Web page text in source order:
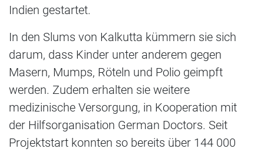
Indien gestartet.
In den Slums von Kalkutta kümmern sie sich
darum, dass Kinder unter anderem gegen
Masern, Mumps, Röteln und Polio geimpft
werden. Zudem erhalten sie weitere
medizinische Versorgung, in Kooperation mit
der Hilfsorganisation German Doctors. Seit
Projektstart konnten so bereits über 144 000